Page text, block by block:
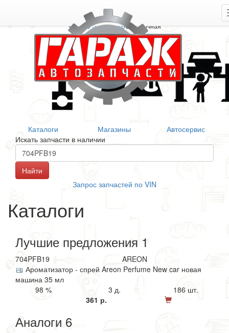
+7 906 377 46 46Справочная
Каталоги Магазины
Автосервис
Искать запчасти в наличии
Запрос запчастей по VIN
Каталоги
Лучшие предложения 1
704PFB19
AREON
Ароматизатор - спрей Areon Perfume New car новая
машина 35 мл
98 %
3 д.
186 шт.
361 р.
Аналоги 6